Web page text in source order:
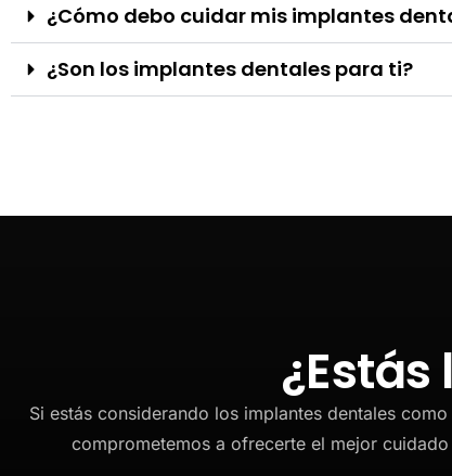
¿Cómo debo cuidar mis implantes
¿Son los implantes dentales para ti?
Si estás considerando los implantes dentales
comprometemos a ofrecerte el mejor